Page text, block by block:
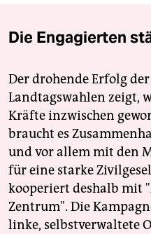
Die Engagierten
Der drohende Erfolg
Landtagswahlen zeigt,
Kräfte inzwischen
braucht es
und vor allem mit den
für eine starke
kooperiert deshalb mit
Zentrum". Die
linke, selbstverwaltete